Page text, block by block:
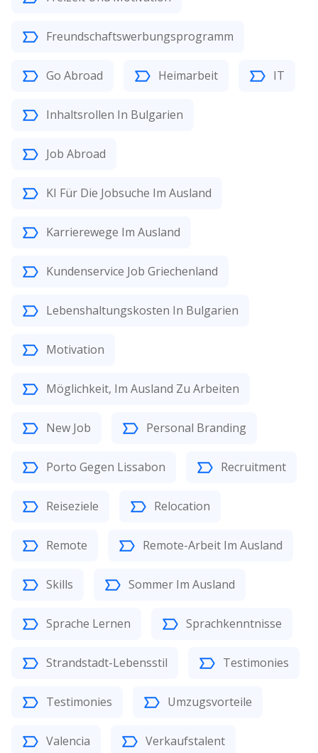
Freundschaftswerbungsprogramm
Go Abroad Heimarbeit IT
Inhaltsrollen In Bulgarien
Job Abroad
KI Für Die Jobsuche Im Ausland
Karrierewege Im Ausland
Kundenservice Job Griechenland
Lebenshaltungskosten In Bulgarien
Motivation
Möglichkeit, Im Ausland Zu Arbeiten
New Job Personal Branding
Porto Gegen Lissabon Recruitment
Reiseziele Relocation
Remote Remote-Arbeit Im Ausland
Skills Sommer Im Ausland
Sprache Lernen Sprachkenntnisse
Strandstadt-Lebensstil Testimonies
Testimonies Umzugsvorteile
Valencia Verkaufstalent